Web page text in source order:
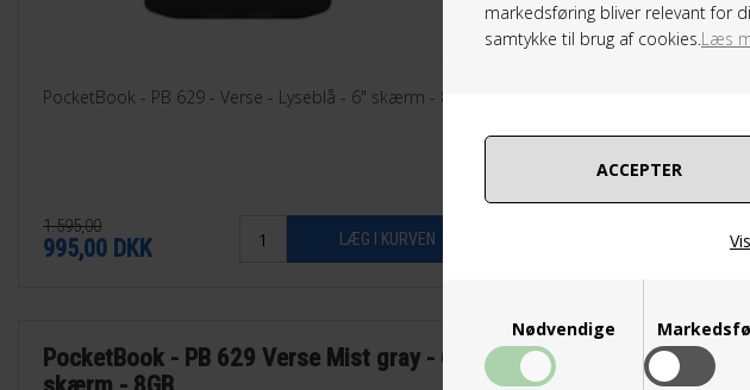
markedsføring bliver relevant for
samtykke til brug af cookies.Læs
Nødvendige
PocketBook - PB 629 - Verse - Lyseblå - 6" skærm - 8GB
1.595,00
995,00 DKK
PocketBook - PB 629 Verse Mist gray - 6"
PocketBook -